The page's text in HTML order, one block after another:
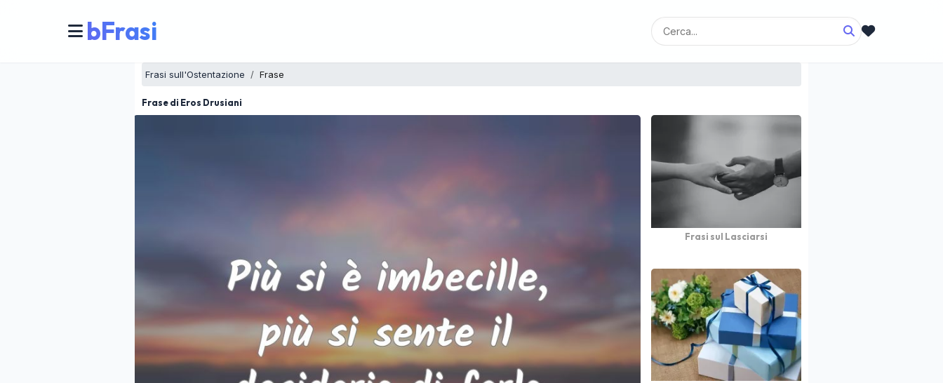
bFrasi
Frasi sull'Ostentazione Frase
Frase di Eros Drusiani
Frasi sul Lasciarsi